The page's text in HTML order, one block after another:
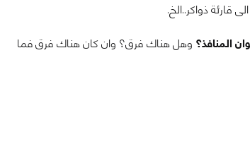
قارئة ذواكر..الخ.
المنافذ؟ وهل هناك فرق؟ وان كان هناك فرق فما